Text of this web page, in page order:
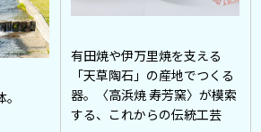
有田焼や伊万里焼を支える
「天草陶石」の産地でつくる
器。〈高浜焼 寿芳窯〉が模索
する、これからの伝統工芸